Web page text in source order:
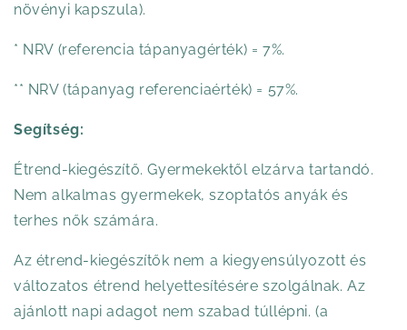
növényi kapszula).
* NRV (referencia tápanyagérték) = 7%.
** NRV (tápanyag referenciaérték) = 57%.
Segítség:
Étrend-kiegészítő. Gyermekektől elzárva tartandó.
Nem alkalmas gyermekek, szoptatós anyák és
terhes nők számára.
Az étrend-kiegészítők nem a kiegyensúlyozott és
változatos étrend helyettesítésére szolgálnak. Az
ajánlott napi adagot nem szabad túllépni. (a